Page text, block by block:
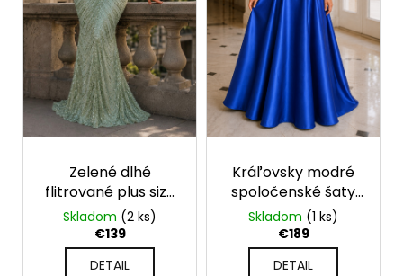
Zelené dlhé
flitrované plus size
šaty Eleonora
Skladom (2 ks)
€139
DETAIL
Kráľovsky modré
spoločenské šaty
pre moletky s
odhalenými
ramenami
Skladom (1 ks)
€189
DETAIL